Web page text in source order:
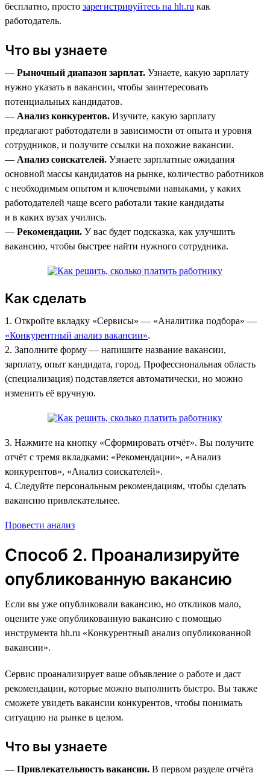
бесплатно, просто зарегистрируйтесь на hh.ru как
работодатель.
Что вы узнаете
— Рыночный диапазон зарплат. Узнаете, какую зарплату
нужно указать в вакансии, чтобы заинтересовать
потенциальных кандидатов.
— Анализ конкурентов. Изучите, какую зарплату
предлагают работодатели в зависимости от опыта и уровня
сотрудников, и получите ссылки на похожие вакансии.
— Анализ соискателей. Узнаете зарплатные ожидания
основной массы кандидатов на рынке, количество работников
с необходимым опытом и ключевыми навыками, у каких
работодателей чаще всего работали такие кандидаты
и в каких вузах учились.
— Рекомендации. У вас будет подсказка, как улучшить
вакансию, чтобы быстрее найти нужного сотрудника.
Как сделать
1. Откройте вкладку «Сервисы»‎ — «Аналитика подбора» —
«Конкурентный анализ вакансии».
2. Заполните форму — напишите название вакансии,
зарплату, опыт кандидата, город. Профессиональная область
(специализация) подставляется автоматически, но можно
изменить её вручную.
3. Нажмите на кнопку «Сформировать отчёт». Вы получите
отчёт с тремя вкладками: «Рекомендации», «Анализ
конкурентов», «Анализ соискателей».
4. Следуйте персональным рекомендациям, чтобы сделать
вакансию привлекательнее.
Провести анализ
Способ 2. Проанализируйте
опубликованную вакансию
Если вы уже опубликовали вакансию, но откликов мало,
оцените уже опубликованную вакансию с помощью
инструмента hh.ru «Конкурентный анализ опубликованной
вакансии».
Сервис проанализирует ваше объявление о работе и даст
рекомендации, которые можно выполнить быстро. Вы также
сможете увидеть вакансии конкурентов, чтобы понимать
ситуацию на рынке в целом.
Что вы узнаете
— Привлекательность вакансии. В первом разделе отчёта